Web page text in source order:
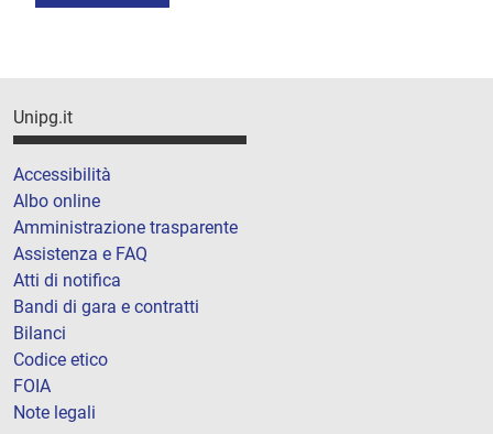
Unipg.it
Accessibilità
Albo online
Amministrazione trasparente
Assistenza e FAQ
Atti di notifica
Bandi di gara e contratti
Bilanci
Codice etico
FOIA
Note legali